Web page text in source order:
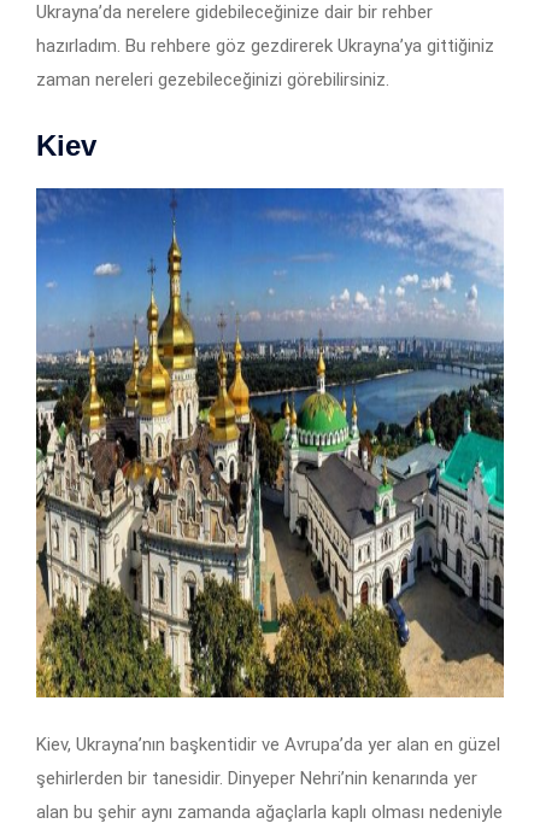
Ukrayna’da nerelere gidebileceğinize dair bir rehber
hazırladım. Bu rehbere göz gezdirerek Ukrayna’ya gittiğiniz
zaman nereleri gezebileceğinizi görebilirsiniz.
Kiev
Kiev, Ukrayna’nın başkentidir ve Avrupa’da yer alan en güzel
şehirlerden bir tanesidir. Dinyeper Nehri’nin kenarında yer
alan bu şehir aynı zamanda ağaçlarla kaplı olması nedeniyle